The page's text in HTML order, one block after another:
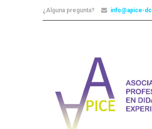
¿Alguna pregunta? info@apice-